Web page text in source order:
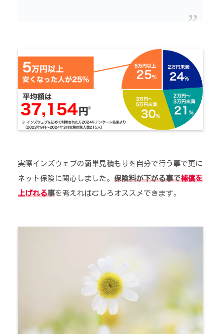
実際インズウェブの簡単見積もりを自分で行う事で更に
ネット保険に関心しました。 保険料が下がる事で補償を
上げれる事を考えればむしろオススメできます。